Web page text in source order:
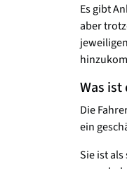
Es gibt
aber
Was
Die
ein
Sie ist